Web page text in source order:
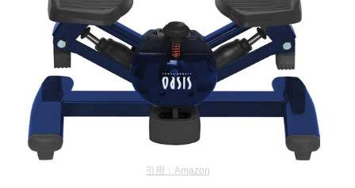
引用：Amazon